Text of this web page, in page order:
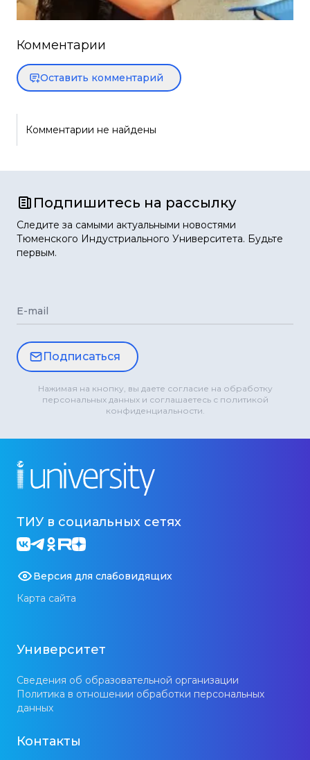
Комментарии
Оставить комментарий
Комментарии не найдены
Подпишитесь на рассылку
Следите за самыми актуальными новостями
Тюменского Индустриального Университета. Будьте
первым.
E-mail
Подписаться
Нажимая на кнопку, вы даете согласие на обработку
персональных данных и соглашаетесь с политикой
конфиденциальности.
ТИУ в социальных сетях
Версия для слабовидящих
Карта сайта
Университет
Сведения об образовательной организации
Политика в отношении обработки персональных
данных
Контакты